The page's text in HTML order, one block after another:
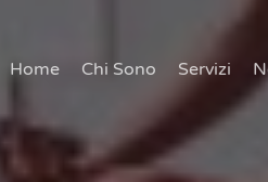
Home Chi Sono Servizi